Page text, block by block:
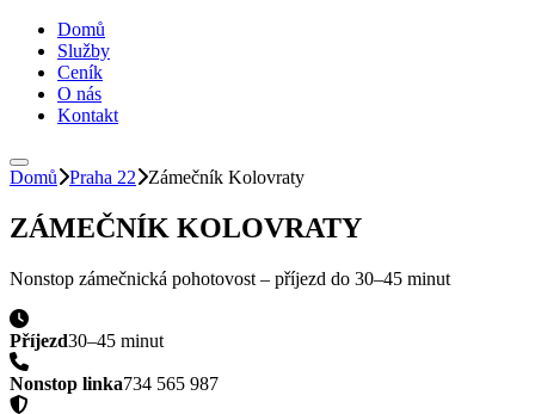
Domů
Služby
Ceník
O nás
Kontakt
Domů Praha 22 Zámečník Kolovraty
ZÁMEČNÍK KOLOVRATY
Nonstop zámečnická pohotovost – příjezd do 30–45 minut
Příjezd30–45 minut
Nonstop linka734 565 987